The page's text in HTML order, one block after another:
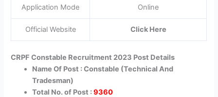
Application Mode Online
Official Website Click Here
CRPF Constable Recruitment 2023 Post Details
Name Of Post :Constable (Technical And
Tradesman)
Total No. of Post :9360